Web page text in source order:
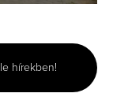
hírekben!